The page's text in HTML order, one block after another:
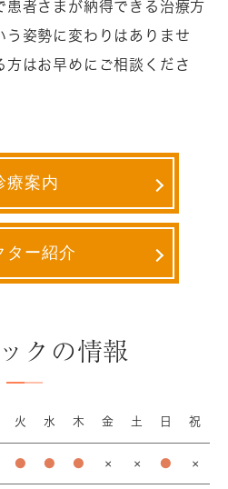
患者さまが納得できる治療方
う姿勢に変わりはありませ
方はお早めにご相談くださ
療案内
ター紹介
クの情報
火 水 木 金 土 日 祝
● ● ● × × ● ×